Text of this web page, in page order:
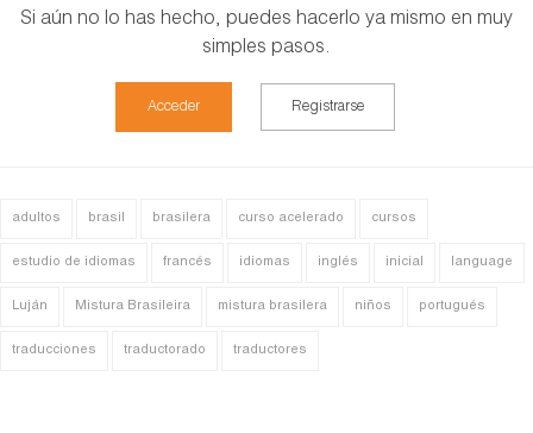
Si aún no lo has hecho, puedes hacerlo ya mismo en muy
simples pasos.
Acceder Registrarse
adultos brasil brasilera curso acelerado cursos
estudio de idiomas francés idiomas inglés inicial language
Luján Mistura Brasileira mistura brasilera niños portugués
traducciones traductorado traductores